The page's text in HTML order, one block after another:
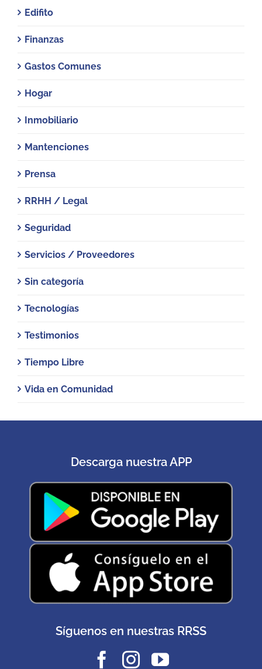
Edifito
Finanzas
Gastos Comunes
Hogar
Inmobiliario
Mantenciones
Prensa
RRHH / Legal
Seguridad
Servicios / Proveedores
Sin categoría
Tecnologías
Testimonios
Tiempo Libre
Vida en Comunidad
Descarga nuestra APP
Síguenos en nuestras RRSS